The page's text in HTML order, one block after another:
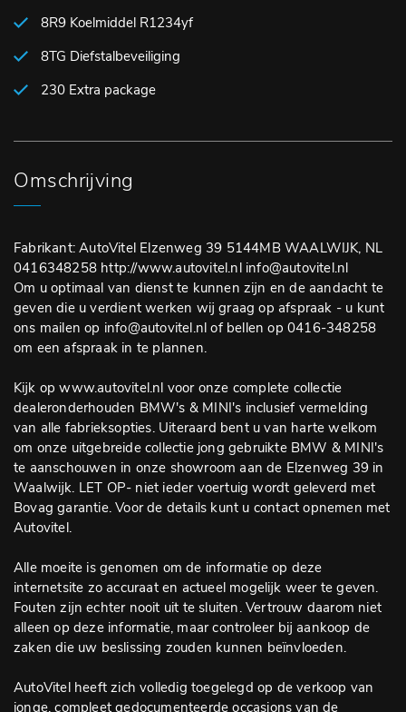
8R9 Koelmiddel R1234yf
8TG Diefstalbeveiliging
230 Extra package
Omschrijving
Fabrikant: AutoVitel Elzenweg 39 5144MB WAALWIJK, NL
0416348258 http://www.autovitel.nl info@autovitel.nl
Om u optimaal van dienst te kunnen zijn en de aandacht te
geven die u verdient werken wij graag op afspraak - u kunt
ons mailen op info@autovitel.nl of bellen op 0416-348258
om een afspraak in te plannen.
Kijk op www.autovitel.nl voor onze complete collectie
dealeronderhouden BMW's & MINI's inclusief vermelding
van alle fabrieksopties. Uiteraard bent u van harte welkom
om onze uitgebreide collectie jong gebruikte BMW & MINI's
te aanschouwen in onze showroom aan de Elzenweg 39 in
Waalwijk. LET OP- niet ieder voertuig wordt geleverd met
Bovag garantie. Voor de details kunt u contact opnemen met
Autovitel.
Alle moeite is genomen om de informatie op deze
internetsite zo accuraat en actueel mogelijk weer te geven.
Fouten zijn echter nooit uit te sluiten. Vertrouw daarom niet
alleen op deze informatie, maar controleer bij aankoop de
zaken die uw beslissing zouden kunnen beïnvloeden.
AutoVitel heeft zich volledig toegelegd op de verkoop van
jonge, compleet gedocumenteerde occasions van de